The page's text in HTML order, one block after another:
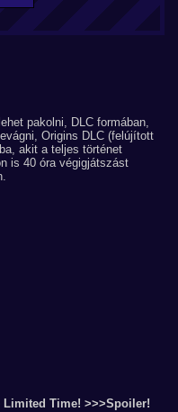
pakolni, DLC formában,
Origins DLC (felújított
akit a teljes történet
is 40 óra végigjátszást
Limited Time! >>>Spoiler!